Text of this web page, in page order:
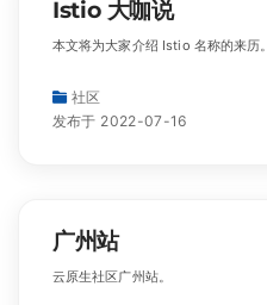
Istio 大咖说
本文将为大家介绍 Istio 名称的来历。
社区
发布于 2022-07-16
广州站
云原生社区广州站。